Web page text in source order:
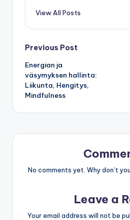
View All Posts
Post
navigation
Previous Post
Energian ja
väsymyksen hallinta:
Liikunta, Hengitys,
Mindfulness
No comments yet. Why don’t
Leave a
Your email address will not be